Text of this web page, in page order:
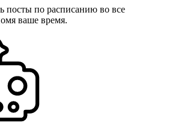
посты по расписанию во все
ваше время.